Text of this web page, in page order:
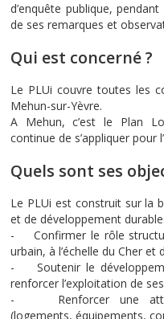
d’enquête publique,
de ses remarques et
Qui est concerné ?
Le PLUi couvre toutes les
Mehun-sur-Yèvre.
A Mehun, c’est le Plan
continue de s’appliquer pour
Quels sont ses
Le PLUi est construit sur la
et de développement
- Confirmer le rôle
urbain, à l’échelle du Cher et
- Soutenir le
renforcer l’exploitation de
- Renforcer une
(logements, équipements,